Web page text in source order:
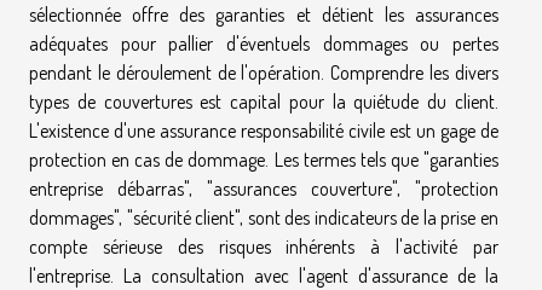
sélectionnée offre des garanties et détient les assurances
adéquates pour pallier d'éventuels dommages ou pertes
pendant le déroulement de l'opération. Comprendre les divers
types de couvertures est capital pour la quiétude du client.
L'existence d'une assurance responsabilité civile est un gage de
protection en cas de dommage. Les termes tels que "garanties
entreprise débarras", "assurances couverture", "protection
dommages", "sécurité client", sont des indicateurs de la prise en
compte sérieuse des risques inhérents à l'activité par
l'entreprise. La consultation avec l'agent d'assurance de la